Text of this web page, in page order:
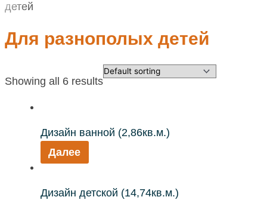
детей
Для разнополых детей
Showing all 6 results
Дизайн ванной (2,86кв.м.)
Далее
Дизайн детской (14,74кв.м.)